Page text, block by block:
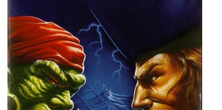
The Masked Mage